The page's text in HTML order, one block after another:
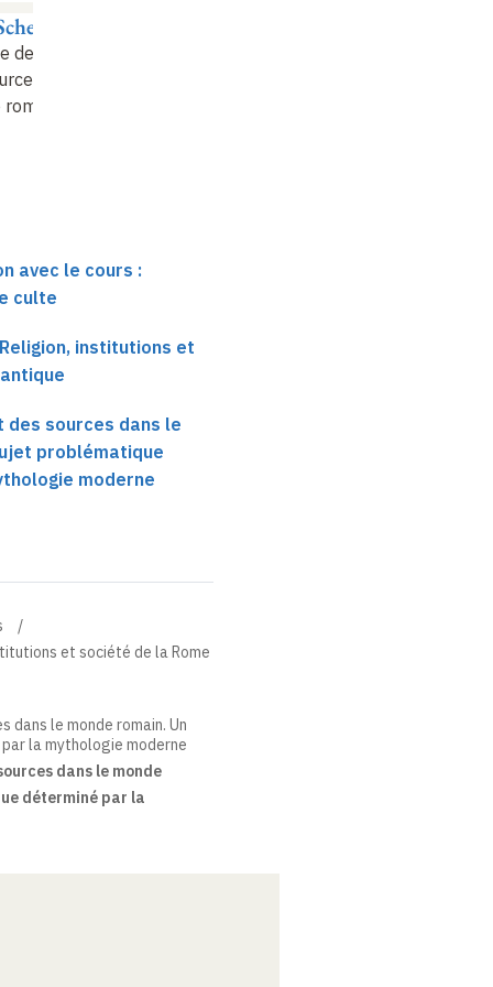
des eaux et
dans le
avec le cours :
culte
institutions et
des sources dans le
problématique
moderne
et société de la Rome
dans le monde romain. Un
la mythologie moderne
dans le monde
déterminé par la